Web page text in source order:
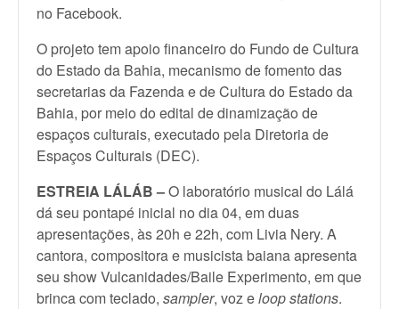
no Facebook.
O projeto tem apoio financeiro do Fundo de Cultura
do Estado da Bahia, mecanismo de fomento das
secretarias da Fazenda e de Cultura do Estado da
Bahia, por meio do edital de dinamização de
espaços culturais, executado pela Diretoria de
Espaços Culturais (DEC).
ESTREIA LÁLÁB –O laboratório musical do Lálá
dá seu pontapé inicial no dia 04, em duas
apresentações, às 20h e 22h, com Livia Nery. A
cantora, compositora e musicista baiana apresenta
seu show Vulcanidades/Baile Experimento, em que
brinca com teclado, sampler, voz eloop stations.